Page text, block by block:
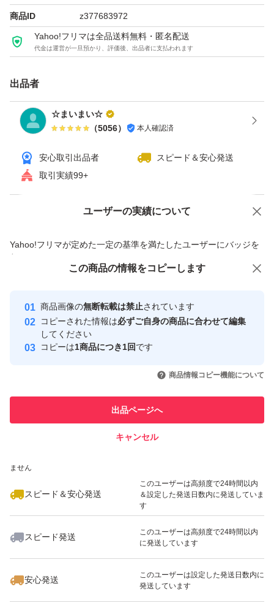
★宮内ハム
★国産馬肉使用！
★馬肉ドライソーセージ
おてがる配送 常温発送
ゆうパケットポスト便にてお届けします。
どうぞ宜しくお願い致します。
商品ID z377683972
Yahoo!フリマは全品送料無料・匿名配送
代金は運営が一旦預かり、評価後、出品者に支払われます
出品者
☆まいまい☆
（5056） 本人確認済
安心取引出品者
スピード＆安心発送
取引実績99+
ユーザーの実績について
Yahoo!フリマが定めた一定の基準を満たしたユーザーにバッジを
付与しています
安心取引出品者
心・安全なユーザーです
取引実績
引を完了させた実績があります
での取引実績があります
ません
スピード＆安心発送
このユーザーは高頻度で24時間以内
＆設定した発送日数内に発送していま
す
スピード発送
このユーザーは高頻度で24時間以内
に発送しています
安心発送
このユーザーは設定した発送日数内に
発送しています
価格の相談 商品への質問
この商品の情報をコピーします
商品画像の無断転載は禁止されています
コピーされた情報は必ずご自身の商品に合わせて編集
してください
コピーは1商品につき1回です
商品情報コピー機能について
出品ページへ
キャンセル
この商品をみている人にオススメ
いいね！
2,490